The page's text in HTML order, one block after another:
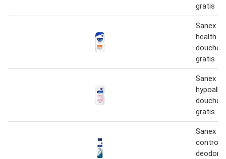
gratis
Sanex
health
gratis
Sanex
gratis
Sanex
control